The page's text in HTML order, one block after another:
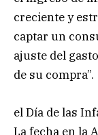
creciente y
captar un
ajuste del
de su compra”.
el Día de las
La fecha en la